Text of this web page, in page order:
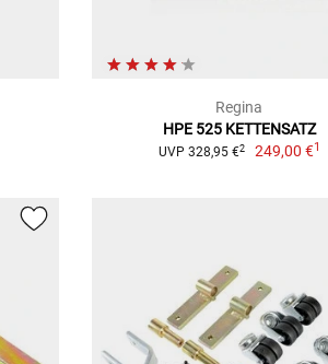
Regina
HPE 525 KETTENSATZ
UVP 328,95 €2 249,00 €1